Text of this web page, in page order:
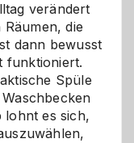
verändert
die
dann bewusst
funktioniert.
Spüle
lohnt es sich,